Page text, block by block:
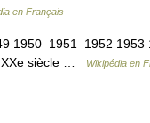
en Français
1950 1951 1952 1953
XXe siècle …
Wikipédia en